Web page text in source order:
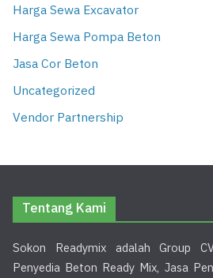
Harga Sewa Excavator
Harga Sewa Pompa Beton
Jasa Cor Beton
Uncategorized
Vendor Partnership
Tentang Kami
Sokon Readymix adalah Group
Penyedia Beton Ready Mix, Jasa